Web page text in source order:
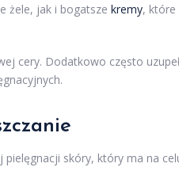
żele, jak i bogatsze kremy, które
cery. Dodatkowo często
skóry, który ma na